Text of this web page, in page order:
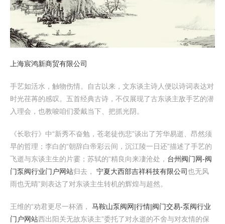
上海宸鸿新商贸有限公司
手艺如活水，触物伤情。自古以来，文东谈主诗人便以诗词表达对
时光荏苒的感叹。五首经典古诗，不仅展现了古东谈主敌手艺的潜
入理会，也教唆咱们爱戴当下、把抓光阴。
《长歌行》中“新秀不奋勉，苍老徒伤悲”谈出了芳华易逝、昂然须
早的哲理；李白的“朝辞白帝彩云间，沉江陵一日还”描述了手艺的
飞逝与东谈主生的片霎；苏轼的“精良向来凄沧处， 台州阀门网-阀
门泵阀行业门户网站归去， 宁夏大西部吉祥科技有限公司也无风
雨也无晴”则表达了对东谈主生转机的辉煌与超然。
王维的“劝君更尽一杯酒， 马鞍山泵阀网|行情|阀门交易-泵阀行业
门户网站西出阳关无故东谈主”委托了对永逝的不舍与对友情的保